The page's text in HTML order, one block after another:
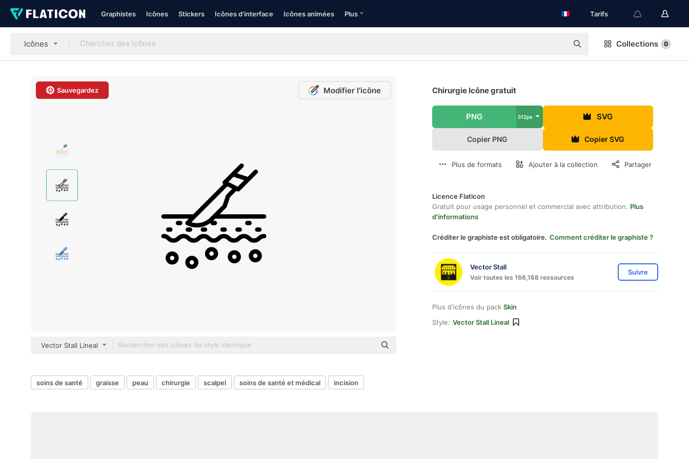
Graphistes Icônes Stickers Icônes d'interface Icônes animées Plus Tarifs
Icônes Collections 0
Sauvegardez Modifier l'icône
Vector Stall Lineal
Chirurgie Icône gratuit
PNG 512px SVG
Copier PNG Copier SVG
Plus de formats Ajouter à la collection Partager
Licence Flaticon
Gratuit pour usage personnel et commercial avec attribution. Plus
d'informations
Créditer le graphiste est obligatoire. Comment créditer le graphiste ?
Vector Stall
Voir toutes les 166,168 ressources
Suivre
Plus d'icônes du pack Skin
Style: Vector Stall Lineal
soins de santé graisse peau chirurgie scalpel soins de santé et médical incision